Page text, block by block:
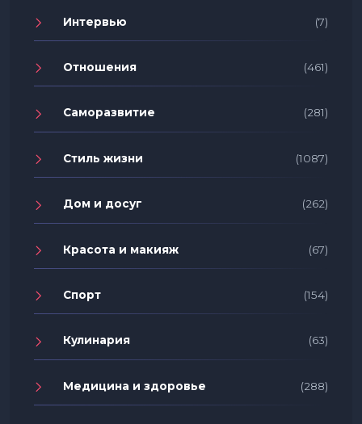
Интервью (7)
Отношения (461)
Саморазвитие (281)
Стиль жизни (1087)
Дом и досуг (262)
Красота и макияж (67)
Спорт (154)
Кулинария (63)
Медицина и здоровье (288)